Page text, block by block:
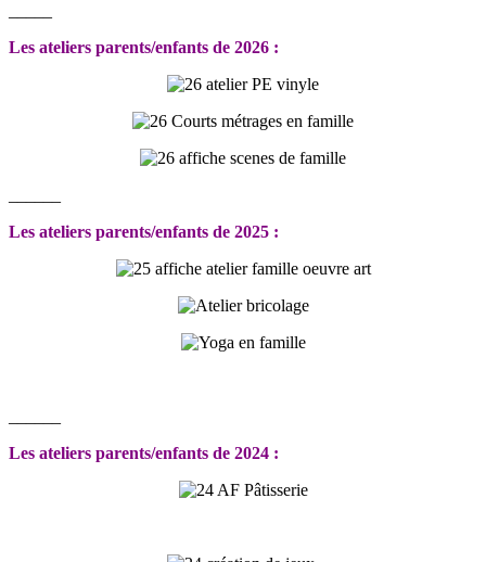
Les ateliers parents/enfants de 2026 :
Les ateliers parents/enfants de 2025 :
Les ateliers parents/enfants de 2024 :